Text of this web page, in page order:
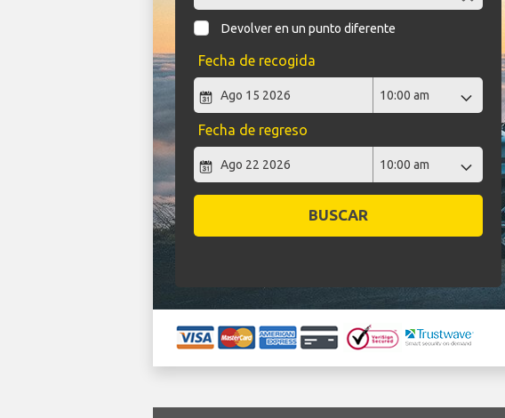
Devolver en un punto diferente
Fecha de recogida
Fecha de regreso
BUSCAR